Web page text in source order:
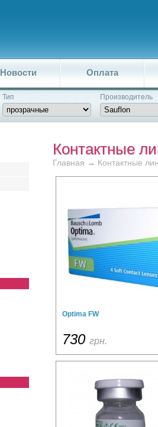
Новости Оплата
Тип Производитель
Контактные
Главная → Контактные
Optima FW
730 грн.